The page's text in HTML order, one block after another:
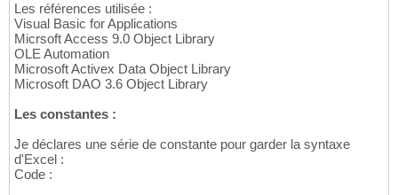
Les références utilisée :
Visual Basic for Applications
Micrsoft Access 9.0 Object Library
OLE Automation
Microsoft Activex Data Object Library
Microsoft DAO 3.6 Object Library
Les constantes :
Je déclares une série de constante pour garder la syntaxe
d'Excel :
Code :